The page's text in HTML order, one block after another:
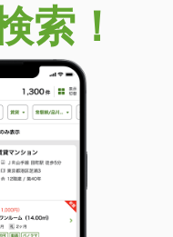
索！